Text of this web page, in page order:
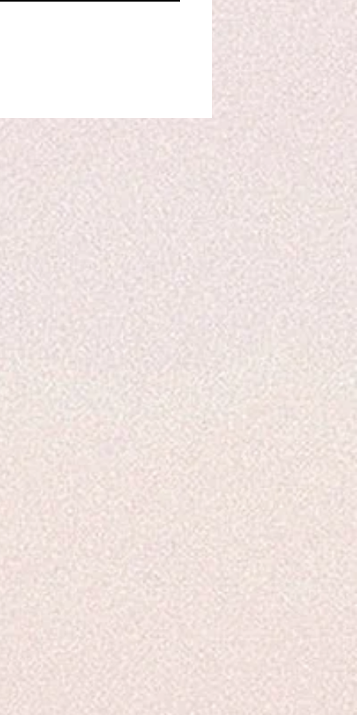
1-yl)-3-buten-2-one, [1R-
4,4,8-
contient pas de CMR
Cancérigènes /
et Reprotoxiques) /
pas de phtalates /
contient pas de vanilli
:
jamais un fondant
allumée sans surveillance.
à protéger le dessus du
sur lequel repose le Brûle-
jamais à proximité
inflammables.
de portée des enfants.
de consultation d'un
garder à disposition le
ou l'étiquette.
les organismes
entraîne des effets
à long terme.